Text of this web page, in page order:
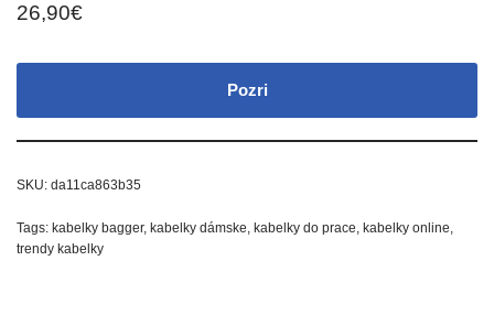
26,90€
Pozri
SKU: da11ca863b35
Tags: kabelky bagger, kabelky dámske, kabelky do prace, kabelky online,
trendy kabelky